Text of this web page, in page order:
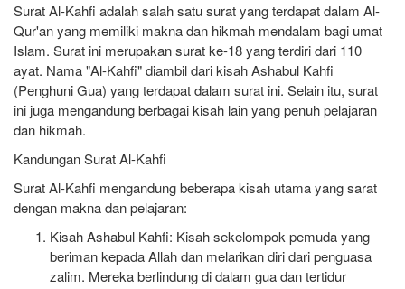
Surat Al-Kahfi adalah salah satu surat yang terdapat dalam Al-
Qur'an yang memiliki makna dan hikmah mendalam bagi umat
Islam. Surat ini merupakan surat ke-18 yang terdiri dari 110
ayat. Nama "Al-Kahfi" diambil dari kisah Ashabul Kahfi
(Penghuni Gua) yang terdapat dalam surat ini. Selain itu, surat
ini juga mengandung berbagai kisah lain yang penuh pelajaran
dan hikmah.
Kandungan Surat Al-Kahfi
Surat Al-Kahfi mengandung beberapa kisah utama yang sarat
dengan makna dan pelajaran:
Kisah Ashabul Kahfi: Kisah sekelompok pemuda yang
beriman kepada Allah dan melarikan diri dari penguasa
zalim. Mereka berlindung di dalam gua dan tertidur